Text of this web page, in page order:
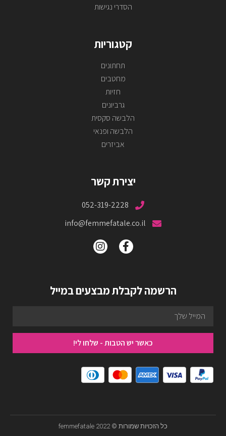
הסדרי נגישות
קטגוריות
תחתונים
מחטבים
חזיות
גרביונים
הלבשה סקסית
הלבשה ופנאי
אביזרים
יצירת קשר
052-319-2228
info@femmefatale.co.il
הרשמה לקבלת מבצעים במייל
כאשר יש הטבות - שלחו לי!
כל הזכויות שמורות © femmefatale 2022